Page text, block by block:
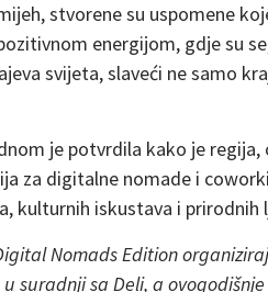
stvorene su uspomene
energijom, gdje su
svijeta, slaveći ne samo
je potvrdila kako je regija,
za digitalne nomade i
kulturnih iskustava i prirodnih
Nomads Edition
suradnji sa Deli, a